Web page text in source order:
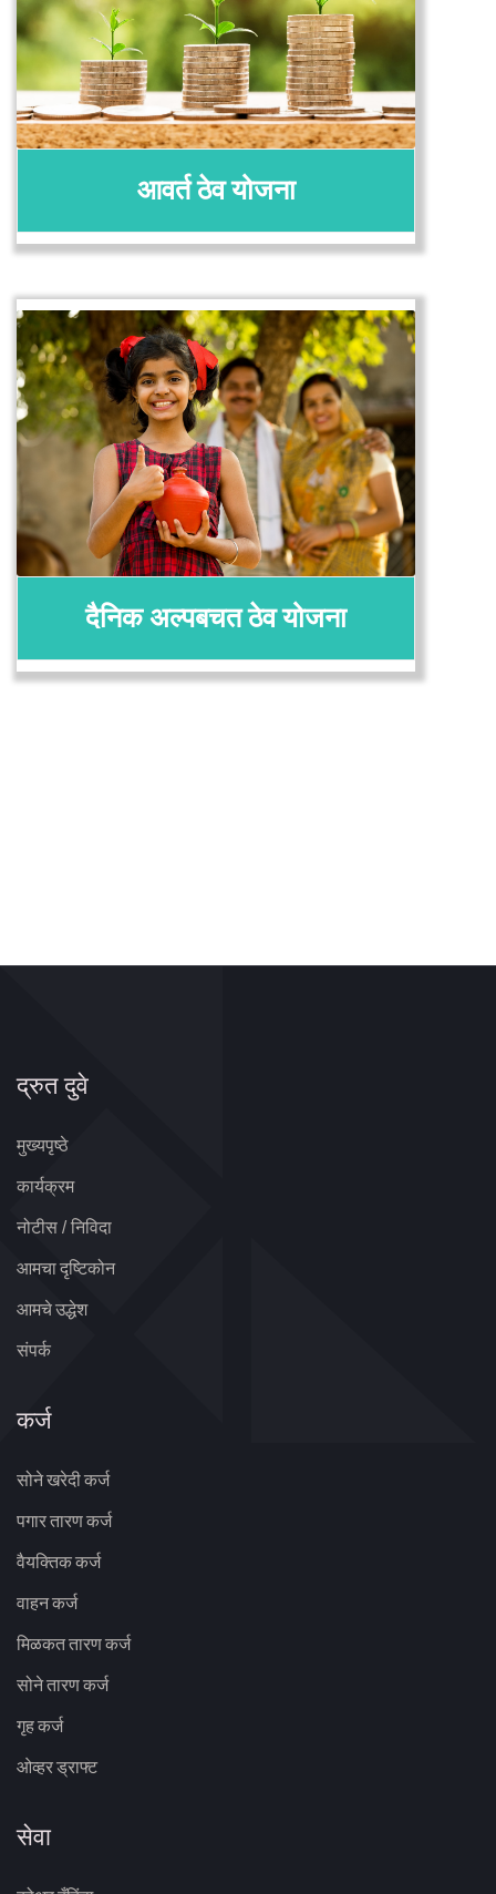
अर्ज करा तपशील
आवर्त ठेव योजना
अर्ज करा तपशील
दैनिक अल्पबचत ठेव योजना
द्रुत दुवे
मुख्यपृष्ठे
कार्यक्रम
नोटीस / निविदा
आमचा दृष्टिकोन
आमचे उद्धेश
संपर्क
कर्ज
सोने खरेदी कर्ज
पगार तारण कर्ज
वैयक्तिक कर्ज
वाहन कर्ज
मिळकत तारण कर्ज
सोने तारण कर्ज
गृह कर्ज
ओव्हर ड्राफ्ट
सेवा